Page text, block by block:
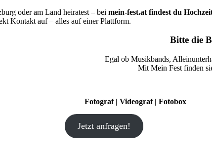
oder am Land heiratest – bei mein-fest.at findest du
Kontakt auf – alles auf einer Plattform.
Bitte die
Egal ob Musikbands,
Mit Mein Fest finden
Fotograf | Videograf | Fotobox
Jetzt anfragen!